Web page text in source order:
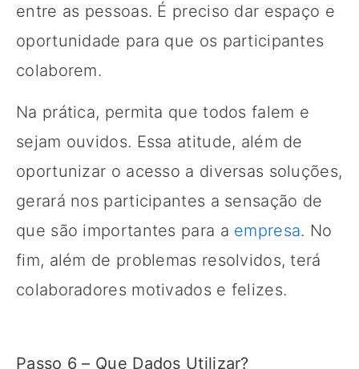
entre as pessoas. É preciso dar espaço e
oportunidade para que os participantes
colaborem.
Na prática, permita que todos falem e
sejam ouvidos. Essa atitude, além de
oportunizar o acesso a diversas soluções,
gerará nos participantes a sensação de
que são importantes para a empresa. No
fim, além de problemas resolvidos, terá
colaboradores motivados e felizes.
Passo 6 – Que Dados Utilizar?